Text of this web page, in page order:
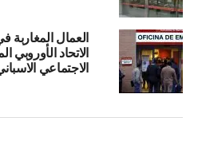
العمال المغاربة
الاتحاد
الاجتماعي